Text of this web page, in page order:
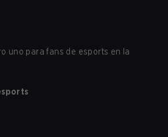
uno para fans de esports en la